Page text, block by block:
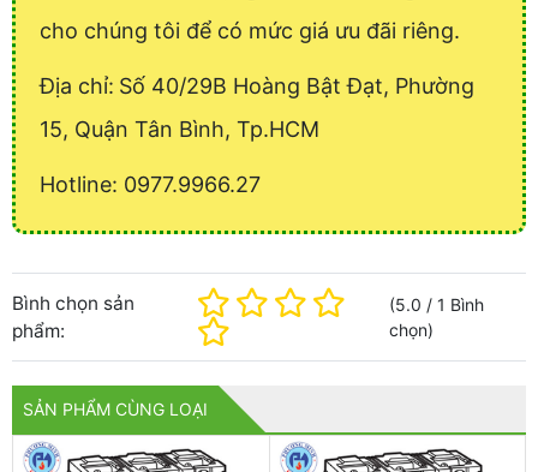
cho chúng tôi để có mức giá ưu đãi riêng.
Địa chỉ: Số 40/29B Hoàng Bật Đạt, Phường
15, Quận Tân Bình, Tp.HCM
Hotline: 0977.9966.27
Bình chọn sản
phẩm:
(5.0 /1 Bình
chọn)
SẢN PHẨM CÙNG LOẠI